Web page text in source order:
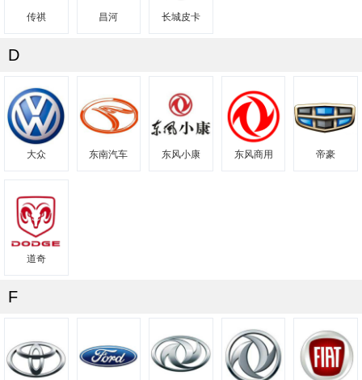
传祺 昌河 长城皮卡
D
大众 东南汽车 东风小康 东风商用 帝豪
道奇
F